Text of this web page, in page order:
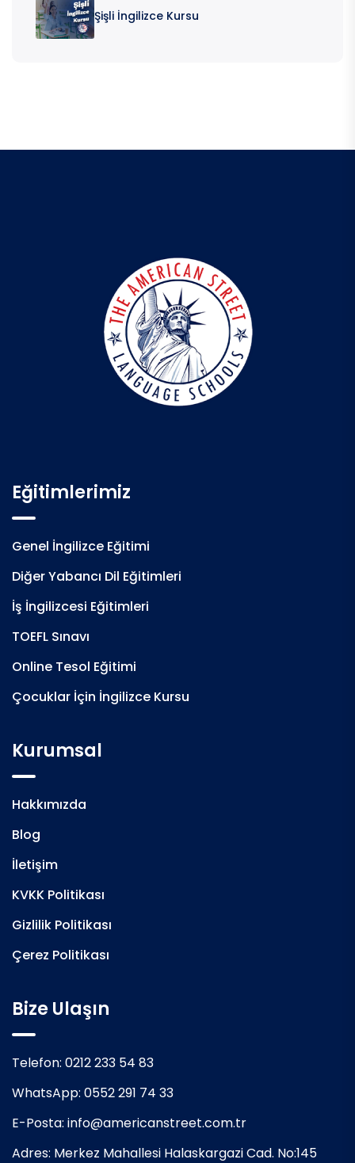
Şişli İngilizce Kursu
Eğitimlerimiz
Genel İngilizce Eğitimi
Diğer Yabancı Dil Eğitimleri
İş İngilizcesi Eğitimleri
TOEFL Sınavı
Online Tesol Eğitimi
Çocuklar İçin İngilizce Kursu
Kurumsal
Hakkımızda
Blog
İletişim
KVKK Politikası
Gizlilik Politikası
Çerez Politikası
Bize Ulaşın
Telefon: 0212 233 54 83
WhatsApp: 0552 291 74 33
E-Posta: info@americanstreet.com.tr
Adres: Merkez Mahallesi Halaskargazi Cad. No:145